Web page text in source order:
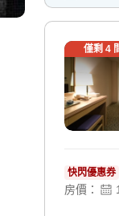
僅剩 4
快閃優惠券
房價：